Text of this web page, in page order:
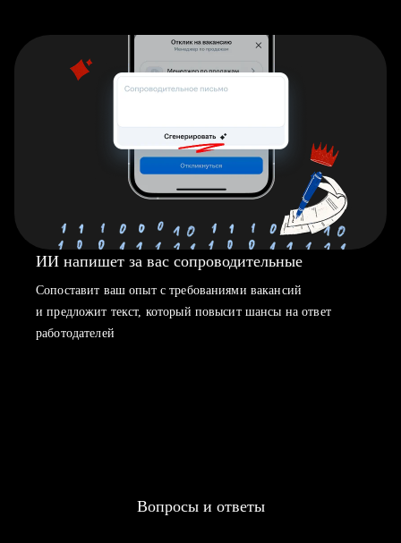
ИИ напишет за вас сопроводительные
Сопоставит ваш опыт с требованиями вакансий
и предложит текст, который повысит шансы на ответ
работодателей
Вопросы и ответы